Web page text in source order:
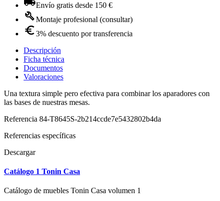
Envío gratis desde 150 €
Montaje profesional (consultar)
3% descuento por transferencia
Descripción
Ficha técnica
Documentos
Valoraciones
Una textura simple pero efectiva para combinar los aparadores con
las bases de nuestras mesas.
Referencia 84-T8645S-2b214ccde7e5432802b4da
Referencias específicas
Descargar
Catálogo 1 Tonin Casa
Catálogo de muebles Tonin Casa volumen 1